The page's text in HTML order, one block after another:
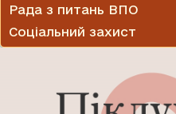
Рада з питань ВПО
Соціальний захист